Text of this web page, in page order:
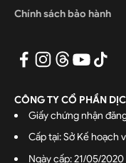
Chính sách bảo hành
CÔNG TY CỔ PHẦN
Giấy chứng nhận
Cấp tại: Sở Kế hoạch
Ngày cấp: 21/05/2020